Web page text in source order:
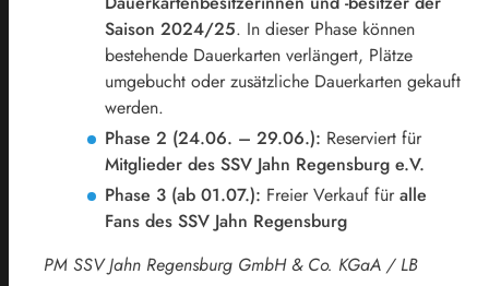
Saison 2024/25. In dieser Phase können
bestehende Dauerkarten verlängert, Plätze
umgebucht oder zusätzliche Dauerkarten gekauft
werden.
Phase 2 (24.06. – 29.06.): Reserviert für
Mitglieder des SSV Jahn Regensburg e.V.
Phase 3 (ab 01.07.): Freier Verkauf für alle
Fans des SSV Jahn Regensburg
PM SSV Jahn Regensburg GmbH & Co. KGaA / LB